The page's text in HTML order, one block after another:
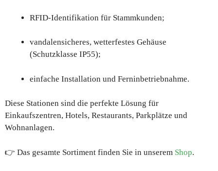
RFID-Identifikation für Stammkunden;
vandalensicheres, wetterfestes Gehäuse
(Schutzklasse IP55);
einfache Installation und Ferninbetriebnahme.
Diese Stationen sind die perfekte Lösung für
Einkaufszentren, Hotels, Restaurants, Parkplätze und
Wohnanlagen.
👉 Das gesamte Sortiment finden Sie in unserem Shop.